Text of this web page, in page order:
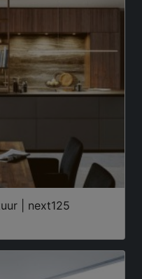
| next125